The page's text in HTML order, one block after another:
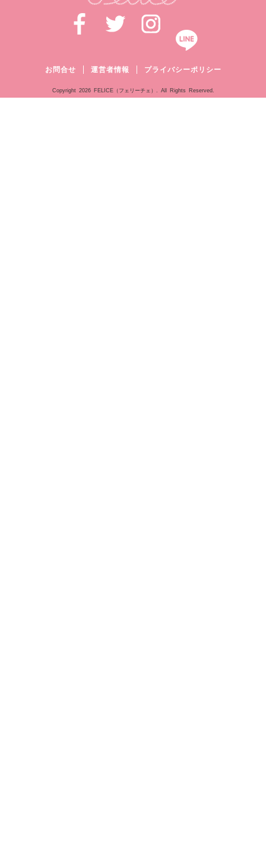
お問合せ 運営者情報 プライバシーポリシー
Copyright 2026 FELICE（フェリーチェ）. All Rights Reserved.